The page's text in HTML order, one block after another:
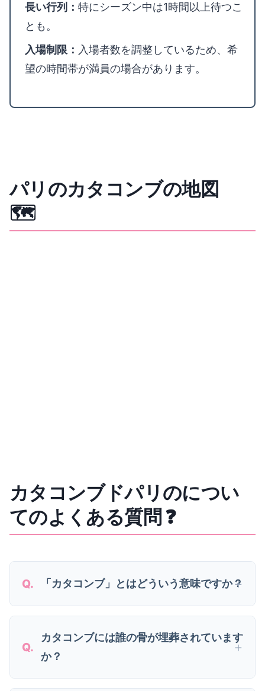
長い行列： 特にシーズン中は1時間以上待つこ
とも。
入場制限： 入場者数を調整しているため、希
望の時間帯が満員の場合があります。
パリのカタコンブの地図
🗺️
カタコンブドパリのについ
てのよくある質問 ❓
「カタコンブ」とはどういう意味ですか？
カタコンブには誰の骨が埋葬されています
か？